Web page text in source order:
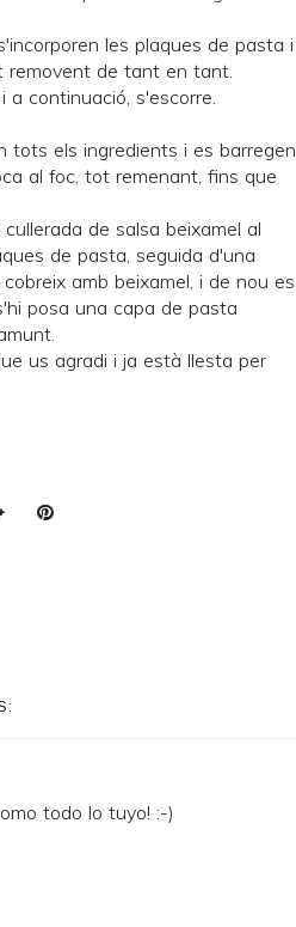
les plaques de pasta i
removent de tant en tant.
a continuació, s'escorre.
tots els ingredients i es barregen
al foc, tot remenant, fins que
de salsa beixamel al
de pasta, seguida d'una
amb beixamel, i de nou es
posa una capa de pasta
us agradi i ja està llesta per
todo lo tuyo! :-)